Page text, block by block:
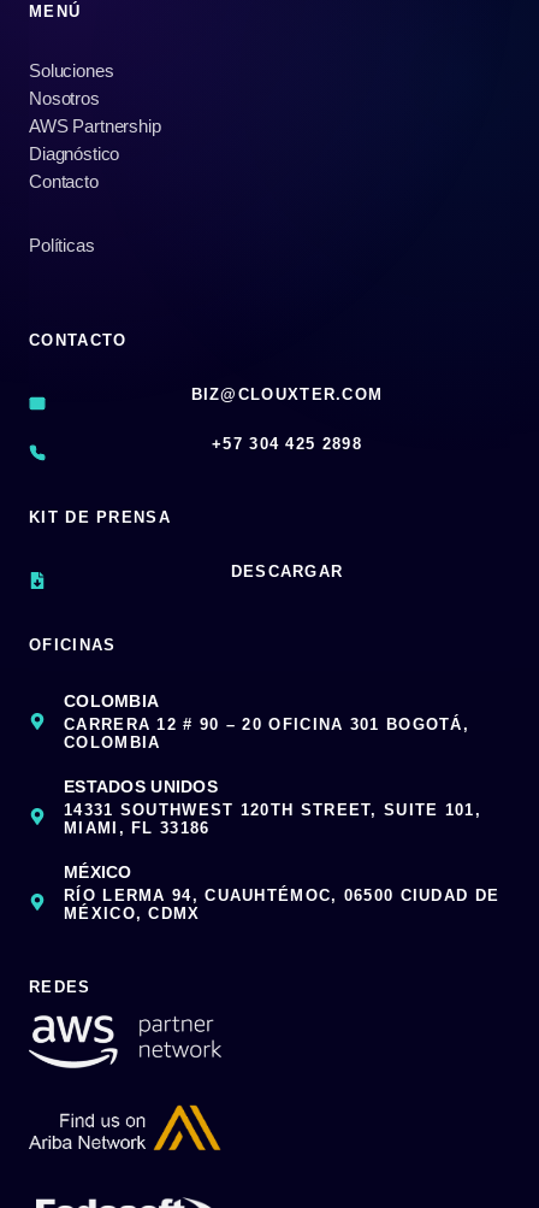
MENÚ
Soluciones
Nosotros
AWS Partnership
Diagnóstico
Contacto
Políticas
CONTACTO
BIZ@CLOUXTER.COM
‪+57 304 425 2898
KIT DE PRENSA
DESCARGAR
OFICINAS
COLOMBIA
CARRERA 12 # 90 – 20 OFICINA 301 BOGOTÁ,
COLOMBIA
ESTADOS UNIDOS
14331 SOUTHWEST 120TH STREET, SUITE 101,
MIAMI, FL 33186
MÉXICO
RÍO LERMA 94, CUAUHTÉMOC, 06500 CIUDAD DE
MÉXICO, CDMX
REDES